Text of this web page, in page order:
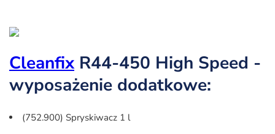
CleanfixR44-450 High Speed -
wyposażenie dodatkowe:
(752.900) Spryskiwacz 1 l